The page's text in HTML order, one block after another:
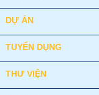
DỰ ÁN
TUYỂN DỤNG
THƯ VIỆN